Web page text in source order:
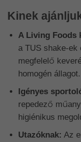
Kinek
A Living Foods
a TUS shake-ek
megfelelő
homogén állagot.
Igényes
repedező
higiénikus
Utazóknak: Az